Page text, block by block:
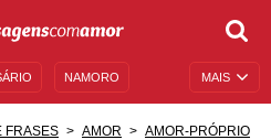
MAIS
NAMORO
FRASES AMOR AMOR-PRÓPRIO